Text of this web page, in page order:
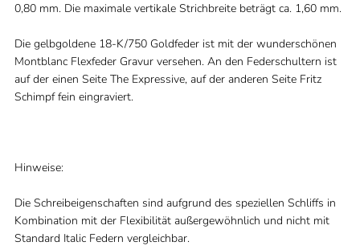
0,80 mm. Die maximale vertikale Strichbreite beträgt ca. 1,60 mm.
Die gelbgoldene 18-K/750 Goldfeder ist mit der wunderschönen
Montblanc Flexfeder Gravur versehen. An den Federschultern ist
auf der einen Seite The Expressive, auf der anderen Seite Fritz
Schimpf fein eingraviert.
Hinweise:
Die Schreibeigenschaften sind aufgrund des speziellen Schliffs in
Kombination mit der Flexibilität außergewöhnlich und nicht mit
Standard Italic Federn vergleichbar.